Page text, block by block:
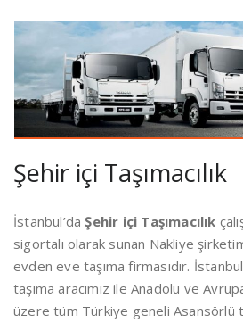
Şehir içi Taşımacılık
İstanbul’daŞehir içi Taşımacılık
sigortalı olarak sunan Nakliye
evden eve taşıma firmasıdır.
taşıma aracımız ile Anadolu ve
üzere tüm Türkiye geneli Asansörlü